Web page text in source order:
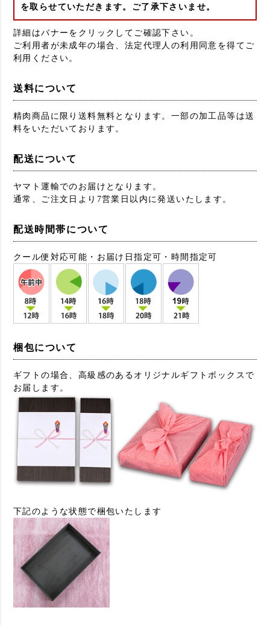
を取らせていただきます。ご了承下さいませ。
詳細はバナーをクリックしてご確認下さい。
ご利用者が未成年の場合、法定代理人の利用同意を得てご
利用ください。
送料について
精肉商品に限り送料無料となります。一部の加工品等は送
料をいただいております。
配送について
ヤマト運輸でのお届けとなります。
通常、ご注文日より7営業日以内に発送いたします。
配送時間帯について
クール便対応可能・お届け日指定可・時間指定可
梱包について
ギフトの場合、高級感のあるオリジナルギフトボックスで
お届します。
下記のような状態で梱包いたします